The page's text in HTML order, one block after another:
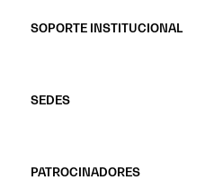
SOPORTE INSTITUCIONAL
SEDES
PATROCINADORES